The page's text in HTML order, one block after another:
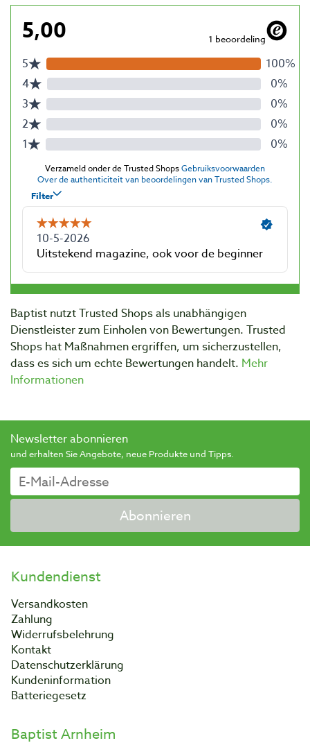
Baptist nutzt Trusted Shops als unabhängigen
Dienstleister zum Einholen von Bewertungen. Trusted
Shops hat Maßnahmen ergriffen, um sicherzustellen,
dass es sich um echte Bewertungen handelt. Mehr
Informationen
Newsletter abonnieren
und erhalten Sie Angebote, neue Produkte und Tipps.
Abonnieren
Kundendienst
Versandkosten
Zahlung
Widerrufsbelehrung
Kontakt
Datenschutzerklärung
Kundeninformation
Batteriegesetz
Baptist Arnheim